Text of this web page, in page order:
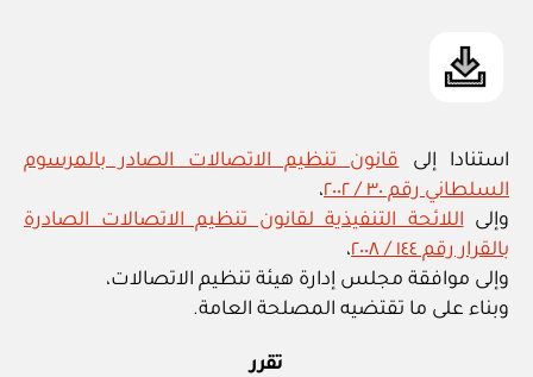
استنادا إلى قانون تنظيم الاتصالات الصادر بالمرسوم
السلطاني رقم ٣٠ / ٢٠٠٢
،
وإلى اللائحة التنفيذية لقانون تنظيم الاتصالات الصادرة
بالقرار رقم ١٤٤ / ٢٠٠٨
،
وإلى موافقة مجلس إدارة هيئة تنظيم الاتصالات،
وبناء على ما تقتضيه المصلحة العامة.
تقرر